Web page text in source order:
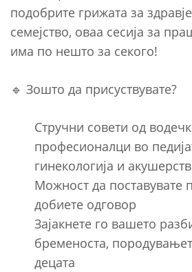
подобрите грижата за
семејство, оваа сесија за
има по нешто за секого!
🔹 Зошто да присуствувате?
Стручни совети од
професионалци во
гинекологија и
Можност да
добиете одговор
Зајакнете го вашето
бременоста,
децата